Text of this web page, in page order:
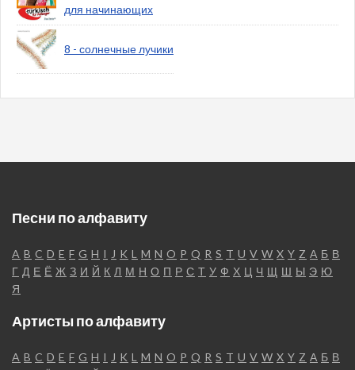
для начинающих
8 - солнечные лучики
Песни по алфавиту
A B C D E F G H I J K L M N O P Q R S T U V W X Y Z А Б В
Г Д Е Ё Ж З И Й К Л М Н О П Р С Т У Ф Х Ц Ч Щ Ш Ы Э Ю
Я
Артисты по алфавиту
A B C D E F G H I J K L M N O P Q R S T U V W X Y Z А Б В